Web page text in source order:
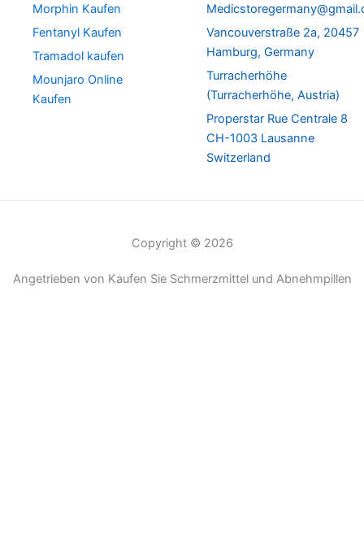
Morphin Kaufen
Fentanyl Kaufen
Tramadol kaufen
Mounjaro Online
Kaufen
Vancouverstraße 2a, 20457
Hamburg, Germany
Turracherhöhe
(Turracherhöhe, Austria)
Properstar Rue Centrale 8
CH-1003 Lausanne
Switzerland
Copyright © 2026
Angetrieben von Kaufen Sie Schmerzmittel und Abnehmpillen